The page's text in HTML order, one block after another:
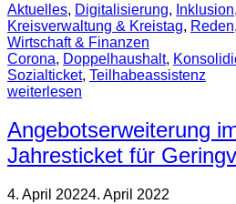
Aktuelles, Digitalisierung, Inklusion,
Kreisverwaltung & Kreistag, Reden,
Wirtschaft & Finanzen
Corona, Doppelhaushalt,
Sozialticket, Teilhabeassistenz
weiterlesen
Angebotserweiterung
Jahresticket für
4. April 20224. April 2022